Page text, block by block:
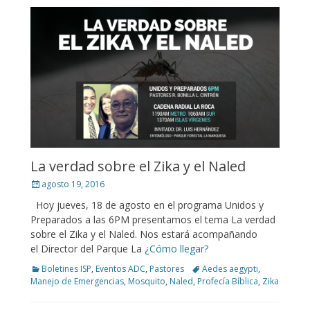
La verdad sobre el Zika y el Naled
Posted
agosto 19, 2016
Hoy jueves, 18 de agosto en el programa Unidos y
Preparados a las 6PM presentamos el tema La verdad
sobre el Zika y el Naled. Nos estará acompañando
el Director del Parque La ¿Cómo llegar?
Categories
Boletines ISP, Eventos ADC, Pastores TagsAedes aegypti,
Manejo de Emergencias, Mosquito, Naled, Profecía Bíblica, Zika